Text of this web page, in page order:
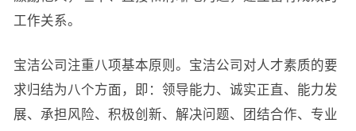
工作关系。
宝洁公司注重八项基本原则。宝洁公司对人才素质的要
求归结为八个方面，即：领导能力、诚实正直、能力发
展、承担风险、积极创新、解决问题、团结合作、专业